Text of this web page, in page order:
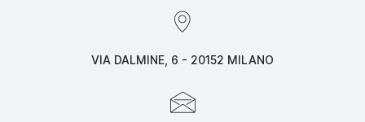
VIA DALMINE, 6 - 20152 MILANO